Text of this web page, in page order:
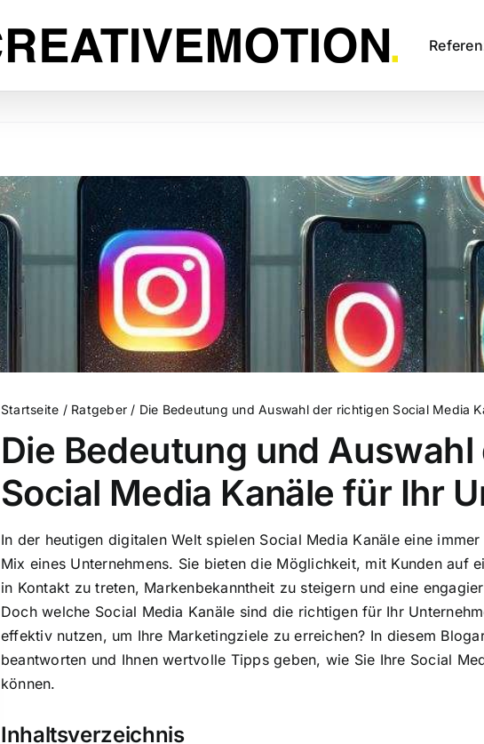
Startseite / Ratgeber / Die Bedeutung und Auswahl der richtigen Social Media
Die Bedeutung und
Social Media Kanäle für Ihr
In der heutigen digitalen Welt spielen Social Media Kanäle eine
Mix eines Unternehmens. Sie bieten die Möglichkeit, mit Kunden auf
in Kontakt zu treten, Markenbekanntheit zu steigern und eine
Doch welche Social Media Kanäle sind die richtigen für Ihr
effektiv nutzen, um Ihre Marketingziele zu erreichen? In diesem
beantworten und Ihnen wertvolle Tipps geben, wie Sie Ihre Social
können.
Inhaltsverzeichnis